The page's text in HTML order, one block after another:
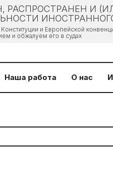
И
и Европейской
и обжалуем его в судах
Наша работа О нас